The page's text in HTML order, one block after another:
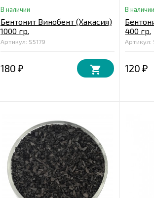
В наличии
Бентонит Винобент (Хакасия)
1000 гр.
Артикул: S5179
180 ₽
В наличии
400 гр.
Артикул:
120 ₽